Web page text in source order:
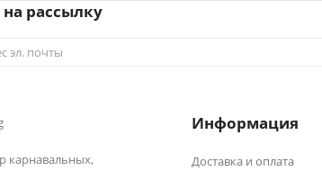
рассылку
карнавальных,
Информация
Доставка и оплата